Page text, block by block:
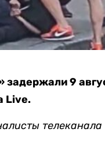
задержали 9
Live.
телеканала